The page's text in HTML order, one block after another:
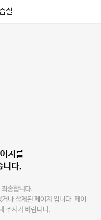
실
지를
니다.
송합니다.
나 삭제된 페이지 입니다. 페이
주시기 바랍니다.